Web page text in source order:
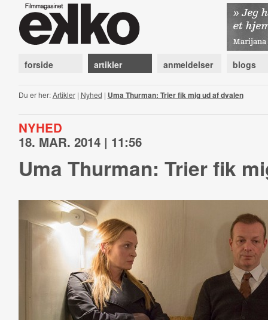
forside artikler anmeldelser blogs
Du er her:Artikler| Nyhed | Uma Thurman: Trier fik mig ud af dvalen
NYHED
18. MAR. 2014 | 11:56
Uma Thurman: Trier fik